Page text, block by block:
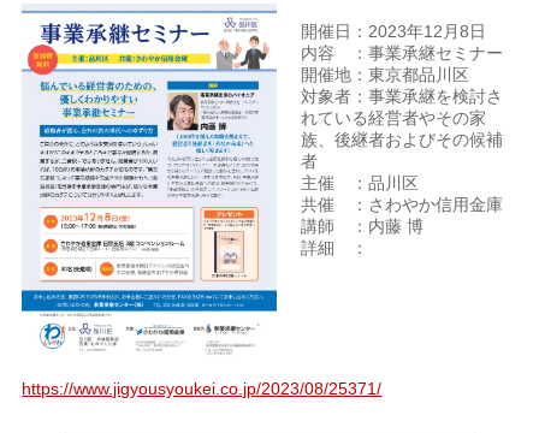
開催日：2023年12月8日
内容 ：事業承継セミナー
開催地：東京都品川区
対象者：事業承継を検討さ
れている経営者やその家
族、後継者およびその候補
者
主催 ：品川区
共催 ：さわやか信用金庫
講師 ：内藤 博
詳細 ：
https://www.jigyousyoukei.co.jp/2023/08/25371/